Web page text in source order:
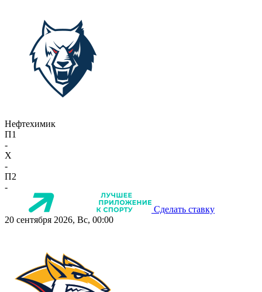
Нефтехимик
П1
-
X
-
П2
-
Сделать ставку
20 сентября 2026, Вс, 00:00